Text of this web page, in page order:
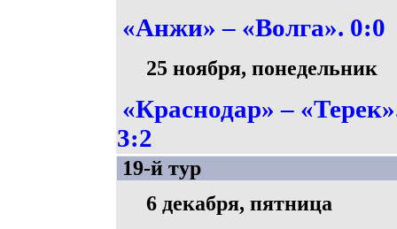
«Анжи» – «Волга». 0:0
25 ноября, понедельник
«Краснодар» –
3:2
19-й тур
6 декабря, пятница